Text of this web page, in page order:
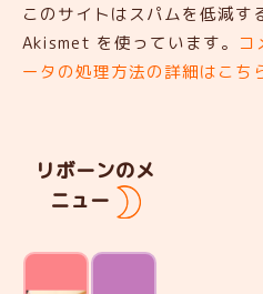
このサイトはスパムを低減す
Akismet を使っています。 コ
ータの処理方法の詳細はこち
リボーンのメ
ニュー